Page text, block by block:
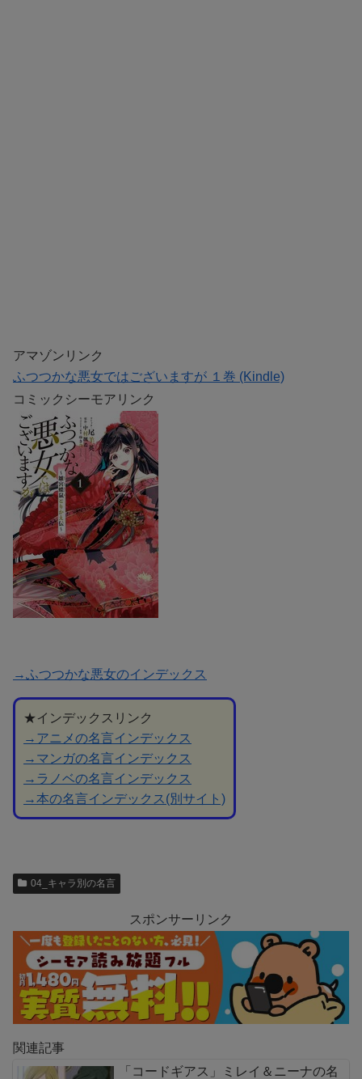
アマゾンリンク
ふつつかな悪女ではございますが １巻 (Kindle)
コミックシーモアリンク
→ふつつかな悪女のインデックス
★インデックスリンク
→アニメの名言インデックス
→マンガの名言インデックス
→ラノベの名言インデックス
→本の名言インデックス(別サイト)
04_キャラ別の名言
スポンサーリンク
関連記事
「コードギアス」ミレイ＆ニーナの名